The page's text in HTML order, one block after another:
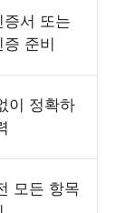
증서 또는
준비
이 정확하
모든 항목